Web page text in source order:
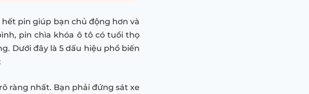
pin giúp bạn chủ động hơn và
pin chìa khóa ô tô có tuổi thọ
Dưới đây là 5 dấu hiệu phổ biến
ràng nhất. Bạn phải đứng sát xe